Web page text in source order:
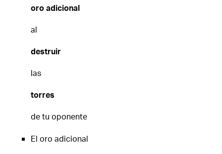
oro adicional
al
destruir
las
torres
de tu oponente
El oro adicional